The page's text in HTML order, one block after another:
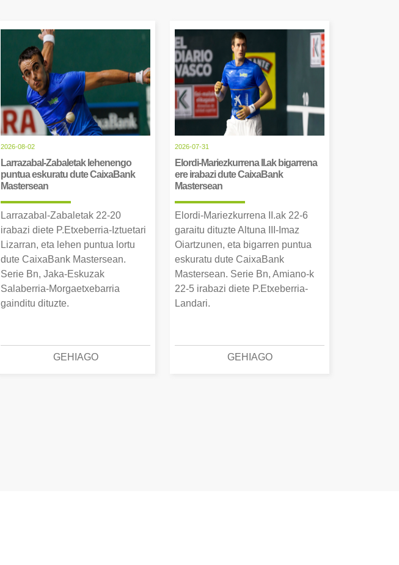
2026-08-02
Larrazabal-Zabaletak lehenengo
puntua eskuratu dute CaixaBank
Mastersean
Larrazabal-Zabaletak 22-20
irabazi diete P.Etxeberria-Iztuetari
Lizarran, eta lehen puntua lortu
dute CaixaBank Mastersean.
Serie Bn, Jaka-Eskuzak
Salaberria-Morgaetxebarria
gainditu dituzte.
GEHIAGO
2026-07-31
Elordi-Mariezkurrena II.ak bigarrena
ere irabazi dute CaixaBank
Mastersean
Elordi-Mariezkurrena II.ak 22-6
garaitu dituzte Altuna III-Imaz
Oiartzunen, eta bigarren puntua
eskuratu dute CaixaBank
Mastersean. Serie Bn, Amiano-k
22-5 irabazi diete P.Etxeberria-
Landari.
GEHIAGO